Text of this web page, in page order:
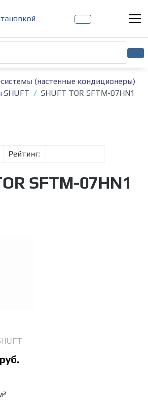
(настенные кондиционеры)
SHUFT
SHUFT TOR SFTM-07HN1
Рейтинг:
SFTM-07HN1